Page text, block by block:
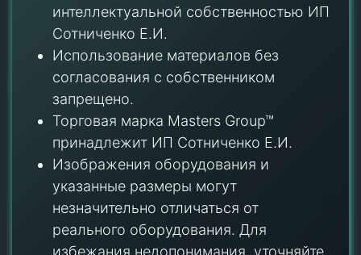
интеллектуальной собственностью ИП
Сотниченко Е.И.
Использование материалов без
согласования с собственником
запрещено.
Торговая марка Masters Group™
принадлежит ИП Сотниченко Е.И.
Изображения оборудования и
указанные размеры могут
незначительно отличаться от
реального оборудования. Для